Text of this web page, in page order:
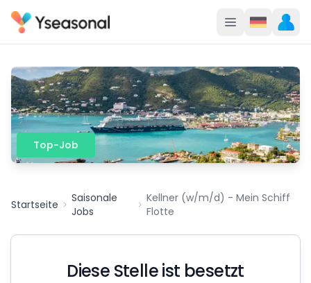
Top-Job
Startseite
Saisonale
Jobs
Kellner (w/m/d) - Mein Schiff
Flotte
Diese Stelle ist besetzt